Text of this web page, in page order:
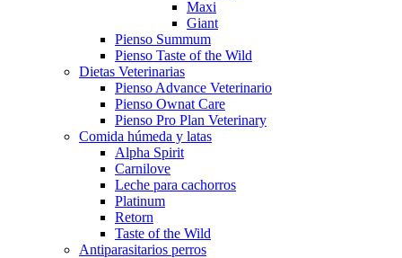
Maxi
Giant
Pienso Summum
Pienso Taste of the Wild
Dietas Veterinarias
Pienso Advance Veterinario
Pienso Ownat Care
Pienso Pro Plan Veterinary
Comida húmeda y latas
Alpha Spirit
Carnilove
Leche para cachorros
Platinum
Retorn
Taste of the Wild
Antiparasitarios perros